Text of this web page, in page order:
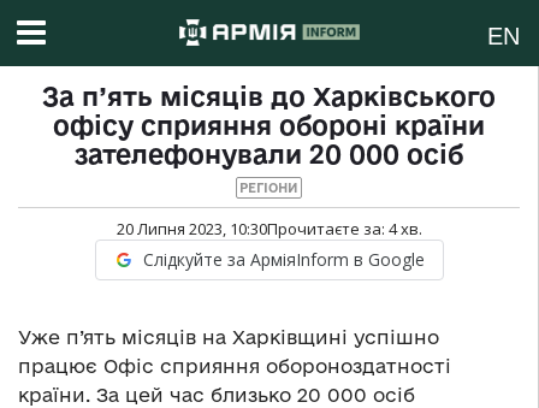
EN
За п’ять місяців до Харківського
офісу сприяння обороні країни
зателефонували 20 000 осіб
РЕГІОНИ
20 Липня 2023, 10:30Прочитаєте за: 4хв.
Слідкуйте за АрміяInform в Google
Уже п’ять місяців на Харківщині успішно
працює Офіс сприяння обороноздатності
країни. За цей час близько 20 000 осіб